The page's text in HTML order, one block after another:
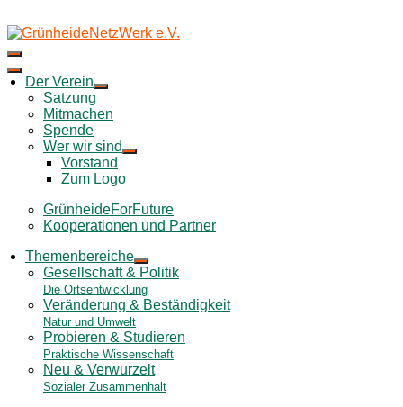
to
Der Verein
Satzung
Mitmachen
Spende
Wer wir sind
Vorstand
Zum Logo
GrünheideForFuture
Kooperationen und Partner
Themenbereiche
Gesellschaft & Politik
Die Ortsentwicklung
Veränderung & Beständigkeit
Natur und Umwelt
Probieren & Studieren
Praktische Wissenschaft
Neu & Verwurzelt
Sozialer Zusammenhalt